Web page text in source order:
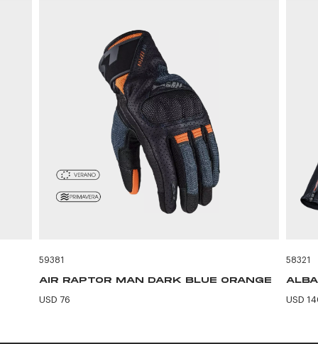
59381
AIR RAPTOR MAN DARK BLUE ORANGE
USD 76
58321
USD